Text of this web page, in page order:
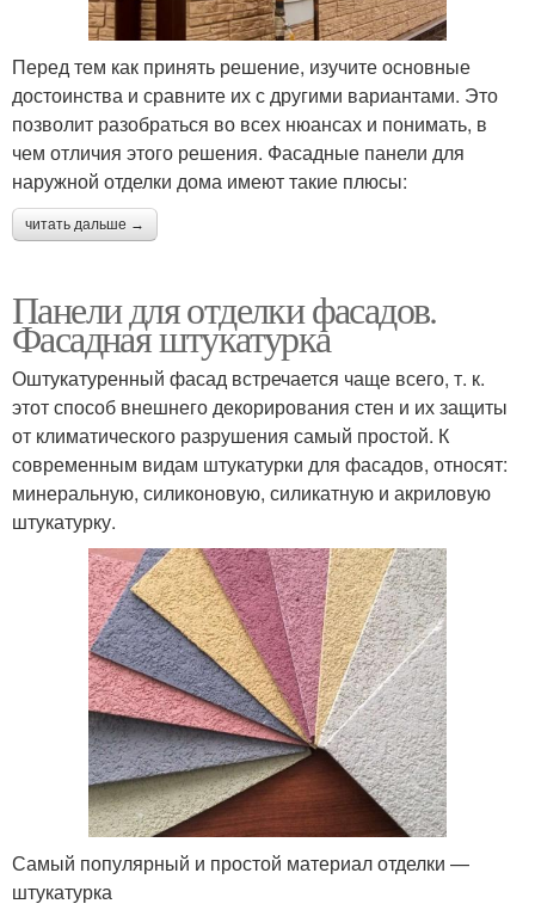
Панели под кирпич Пластиковые панели
Цокольные панели
Панели под камень Наружные панели
Панели для стен
Перед тем как принять решение, изучите основные
достоинства и сравните их с другими вариантами. Это
позволит разобраться во всех нюансах и понимать, в
чем отличия этого решения. Фасадные панели для
наружной отделки дома имеют такие плюсы:
читать дальше →
Панели для отделки фасадов.
Фасадная штукатурка
Оштукатуренный фасад встречается чаще всего, т. к.
этот способ внешнего декорирования стен и их защиты
от климатического разрушения самый простой. К
современным видам штукатурки для фасадов, относят:
минеральную, силиконовую, силикатную и акриловую
штукатурку.
Самый популярный и простой материал отделки —
штукатурка